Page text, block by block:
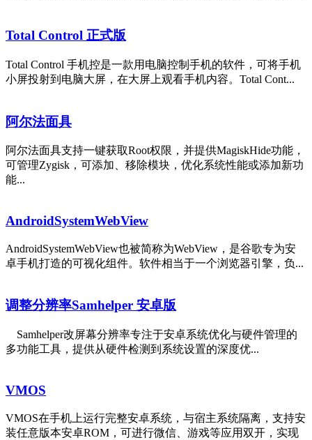
Total Control 正式版
Total Control 手机控是一款用电脑控制手机的软件，可将手机
小屏投射到电脑大屏，在大屏上观看手机内容。Total Cont...
阿尔法面具
阿尔法面具支持一键获取Root权限，并提供MagiskHide功能，
可管理Zygisk，可添加、移除模块，优化系统性能或添加新功
能...
AndroidSystemWebView
AndroidSystemWebView也被简称为WebView，是谷歌专为安
卓手机打造的可视化组件。软件相当于一个浏览器引擎，负...
调整分辨率Samhelper 安卓版
Samhelper改屏幕分辨率专注于安卓系统优化与硬件管理的
多功能工具，提供从硬件检测到系统设置的深度优...
VMOS
VMOS在手机上运行完整安卓系统，与宿主系统隔离，支持安
装任意版本安卓ROM，可进行微信、游戏等应用双开，实现